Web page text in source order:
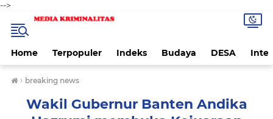
-->
Home Terpopuler Indeks Budaya DESA
› breaking news
Wakil Gubernur Banten Andika